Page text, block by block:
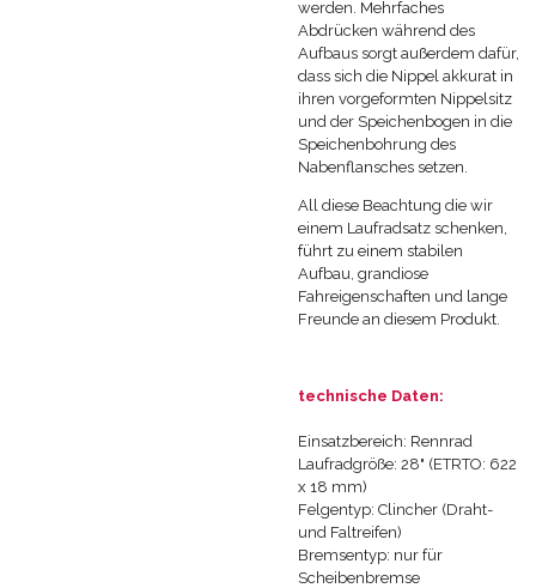
werden. Mehrfaches
Abdrücken während des
Aufbaus sorgt außerdem dafür,
dass sich die Nippel akkurat in
ihren vorgeformten Nippelsitz
und der Speichenbogen in die
Speichenbohrung des
Nabenflansches setzen.
All diese Beachtung die wir
einem Laufradsatz schenken,
führt zu einem stabilen
Aufbau, grandiose
Fahreigenschaften und lange
Freunde an diesem Produkt.
technische Daten:
Einsatzbereich: Rennrad
Laufradgröße: 28" (ETRTO: 622
x 18 mm)
Felgentyp: Clincher (Draht-
und Faltreifen)
Bremsentyp: nur für
Scheibenbremse